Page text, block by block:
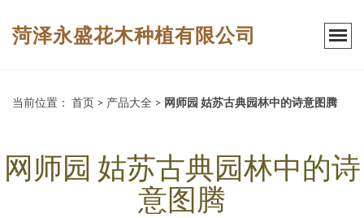
菏泽永盛花木种植有限公司
当前位置： 首页 > 产品大全 > 网师园 姑苏古典园林中的诗意图腾
网师园 姑苏古典园林中的诗
意图腾